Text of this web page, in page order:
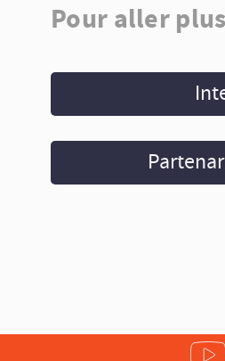
Pour aller